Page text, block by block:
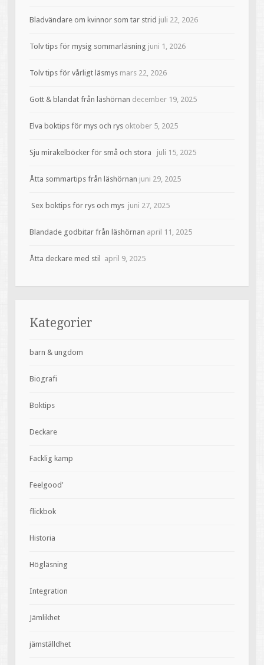
Bladvändare om kvinnor som tar strid juli 22, 2026
Tolv tips för mysig sommarläsning juni 1, 2026
Tolv tips för vårligt läsmys mars 22, 2026
Gott & blandat från läshörnan december 19, 2025
Elva boktips för mys och rys oktober 5, 2025
Sju mirakelböcker för små och stora juli 15, 2025
Åtta sommartips från läshörnan juni 29, 2025
Sex boktips för rys och mys juni 27, 2025
Blandade godbitar från läshörnan april 11, 2025
Åtta deckare med stil april 9, 2025
Kategorier
barn & ungdom
Biografi
Boktips
Deckare
Facklig kamp
Feelgood'
flickbok
Historia
Högläsning
Integration
Jämlikhet
jämställdhet